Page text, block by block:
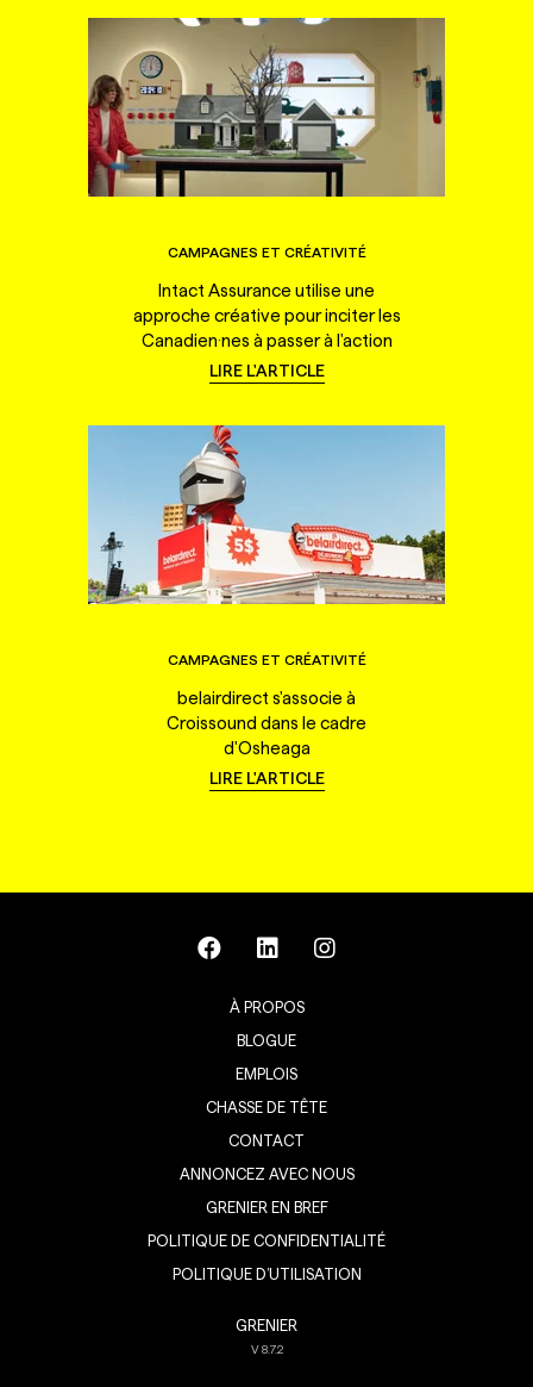
CAMPAGNES ET CRÉATIVITÉ
Intact Assurance utilise une
approche créative pour inciter les
Canadien·nes à passer à l'action
LIRE L'ARTICLE
CAMPAGNES ET CRÉATIVITÉ
belairdirect s'associe à
Croissound dans le cadre
d'Osheaga
LIRE L'ARTICLE
À PROPOS
BLOGUE
EMPLOIS
CHASSE DE TÊTE
CONTACT
ANNONCEZ AVEC NOUS
GRENIER EN BREF
POLITIQUE DE CONFIDENTIALITÉ
POLITIQUE D’UTILISATION
GRENIER
V8.7.2